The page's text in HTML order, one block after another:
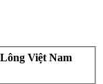
Việt Nam